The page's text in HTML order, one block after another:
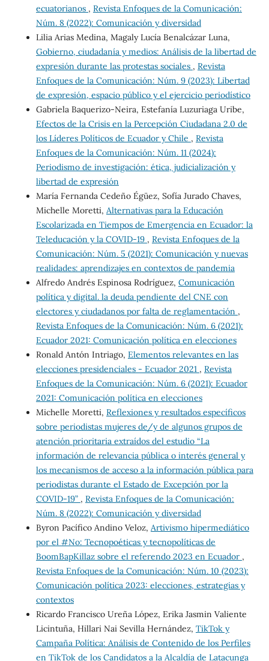
ecuatorianos , Revista Enfoques de la Comunicación:
Núm. 8 (2022): Comunicación y diversidad
Lilia Arias Medina, Magaly Lucía Benalcázar Luna,
Gobierno, ciudadanía y medios: Análisis de la libertad de
expresión durante las protestas sociales , Revista
Enfoques de la Comunicación: Núm. 9 (2023): Libertad
de expresión, espacio público y el ejercicio periodístico
Gabriela Baquerizo-Neira, Estefanía Luzuriaga Uribe,
Efectos de la Crisis en la Percepción Ciudadana 2.0 de
los Líderes Políticos de Ecuador y Chile , Revista
Enfoques de la Comunicación: Núm. 11 (2024):
Periodismo de investigación: ética, judicialización y
libertad de expresión
María Fernanda Cedeño Égüez, Sofía Jurado Chaves,
Michelle Moretti, Alternativas para la Educación
Escolarizada en Tiempos de Emergencia en Ecuador: la
Teleducación y la COVID-19 , Revista Enfoques de la
Comunicación: Núm. 5 (2021): Comunicación y nuevas
realidades: aprendizajes en contextos de pandemia
Alfredo Andrés Espinosa Rodríguez, Comunicación
política y digital. la deuda pendiente del CNE con
electores y ciudadanos por falta de reglamentación ,
Revista Enfoques de la Comunicación: Núm. 6 (2021):
Ecuador 2021: Comunicación política en elecciones
Ronald Antón Intriago, Elementos relevantes en las
elecciones presidenciales - Ecuador 2021 , Revista
Enfoques de la Comunicación: Núm. 6 (2021): Ecuador
2021: Comunicación política en elecciones
Michelle Moretti, Reflexiones y resultados específicos
sobre periodistas mujeres de/y de algunos grupos de
atención prioritaria extraídos del estudio “La
información de relevancia pública o interés general y
los mecanismos de acceso a la información pública para
periodistas durante el Estado de Excepción por la
COVID-19” , Revista Enfoques de la Comunicación:
Núm. 8 (2022): Comunicación y diversidad
Byron Pacífico Andino Veloz, Artivismo hipermediático
por el #No: Tecnopoéticas y tecnopolíticas de
BoomBapKillaz sobre el referendo 2023 en Ecuador ,
Revista Enfoques de la Comunicación: Núm. 10 (2023):
Comunicación política 2023: elecciones, estrategias y
contextos
Ricardo Francisco Ureña López, Erika Jasmin Valiente
Licintuña, Hillari Nai Sevilla Hernández, TikTok y
Campaña Política: Análisis de Contenido de los Perfiles
en TikTok de los Candidatos a la Alcaldía de Latacunga